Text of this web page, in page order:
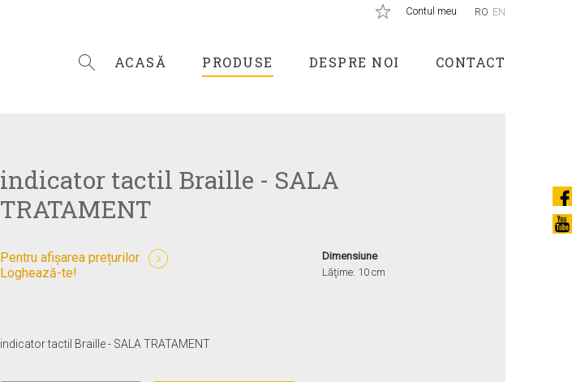
Contul meu RO EN
ACASĂ PRODUSE DESPRE NOI CONTACT
indicator tactil Braille - SALA
TRATAMENT
Pentru afișarea prețurilor
Loghează-te!
indicator tactil Braille - SALA TRATAMENT
Dimensiune
Lăţime: 10 cm